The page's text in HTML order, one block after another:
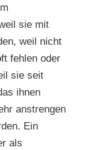
sie mit
weil nicht
fehlen oder
sie seit
ihnen
anstrengen
Ein
als